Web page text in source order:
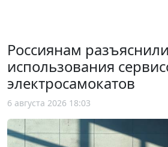
Россиянам
использования
электросамокатов
6 августа 2026 18:03